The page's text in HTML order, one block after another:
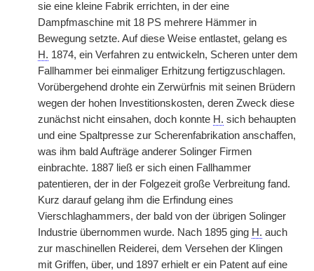
sie eine kleine Fabrik errichten, in der eine
Dampfmaschine mit 18 PS mehrere Hämmer in
Bewegung setzte. Auf diese Weise entlastet, gelang es
H. 1874, ein Verfahren zu entwickeln, Scheren unter dem
Fallhammer bei einmaliger Erhitzung fertigzuschlagen.
Vorübergehend drohte ein Zerwürfnis mit seinen Brüdern
wegen der hohen Investitionskosten, deren Zweck diese
zunächst nicht einsahen, doch konnte H. sich behaupten
und eine Spaltpresse zur Scherenfabrikation anschaffen,
was ihm bald Aufträge anderer Solinger Firmen
einbrachte. 1887 ließ er sich einen Fallhammer
patentieren, der in der Folgezeit große Verbreitung fand.
Kurz darauf gelang ihm die Erfindung eines
Vierschlaghammers, der bald von der übrigen Solinger
Industrie übernommen wurde. Nach 1895 ging H. auch
zur maschinellen Reiderei, dem Versehen der Klingen
mit Griffen, über, und 1897 erhielt er ein Patent auf eine